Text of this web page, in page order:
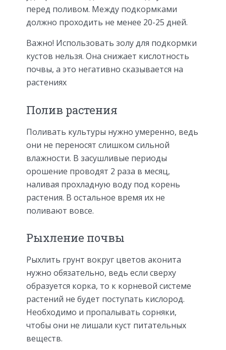
перед поливом. Между подкормками
должно проходить не менее 20-25 дней.
Важно! Использовать золу для подкормки
кустов нельзя. Она снижает кислотность
почвы, а это негативно сказывается на
растениях
Полив растения
Поливать культуры нужно умеренно, ведь
они не переносят слишком сильной
влажности. В засушливые периоды
орошение проводят 2 раза в месяц,
наливая прохладную воду под корень
растения. В остальное время их не
поливают вовсе.
Рыхление почвы
Рыхлить грунт вокруг цветов аконита
нужно обязательно, ведь если сверху
образуется корка, то к корневой системе
растений не будет поступать кислород.
Необходимо и пропалывать сорняки,
чтобы они не лишали куст питательных
веществ.